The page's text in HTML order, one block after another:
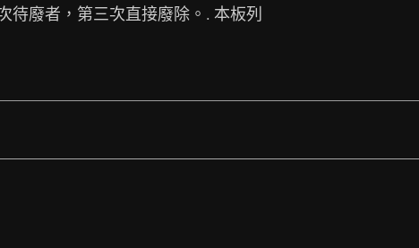
待廢者，第三次直接廢除。. 本板列